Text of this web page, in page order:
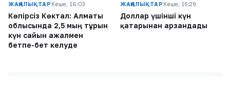
ЖАҢАЛЫҚТАР Кеше, 18:03
Көпірсіз Көктaл: Алматы
облысында 2,5 мың тұрғын
күн сайын ажалмен
бетпе-бет келуде
ЖАҢАЛЫҚТАР Кеше, 16:29
Доллар үшінші күн
қатарынан арзандады